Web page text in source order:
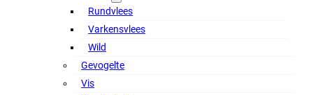
Rundvlees
Varkensvlees
Wild
Gevogelte
Vis